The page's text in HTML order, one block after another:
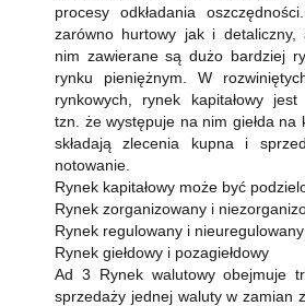
procesy odkładania
zarówno hurtowy jak i detaliczny,
nim zawierane są dużo bardziej
rynku pieniężnym. W
rynkowych, rynek kapitałowy jest
tzn. że występuje na nim giełda na
składają zlecenia kupna i
notowanie.
Rynek kapitałowy może być
Rynek zorganizowany i
Rynek regulowany i nieuregulowany
Rynek giełdowy i pozagiełdowy
Ad 3 Rynek walutowy obejmuje
sprzedaży jednej waluty w zamian